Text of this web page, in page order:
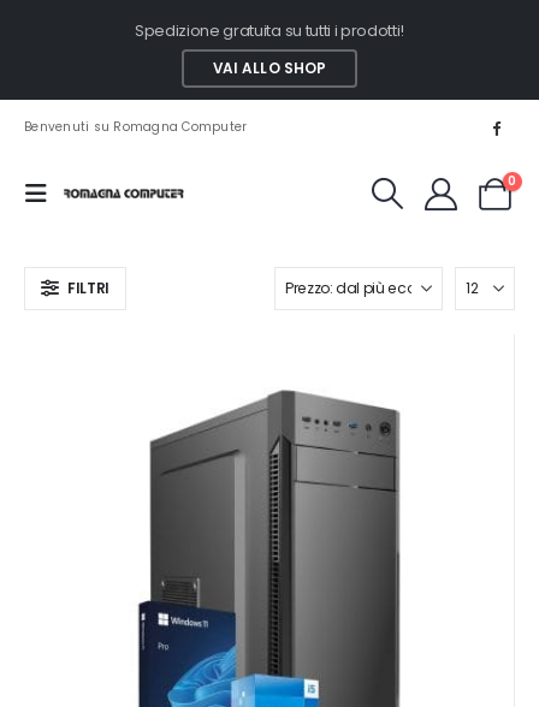
Spedizione gratuita su tutti i prodotti!
VAI ALLO SHOP
Benvenuti su Romagna Computer
0
FILTRI